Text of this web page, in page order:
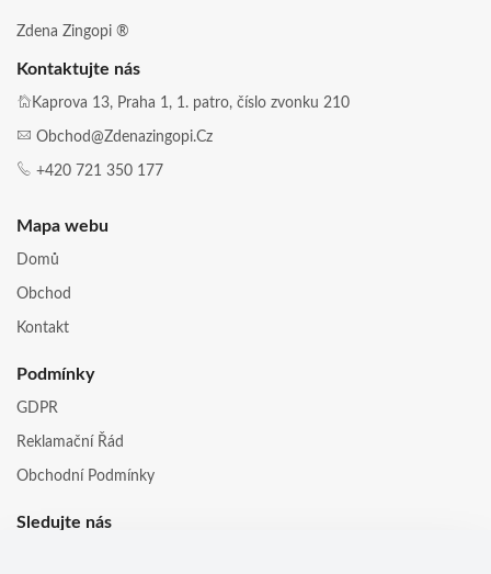
Zdena Zingopi ®
Kontaktujte nás
Kaprova 13, Praha 1, 1. patro, číslo zvonku 210
Obchod@zdenazingopi.cz
+420 721 350 177
Mapa webu
Domů
Obchod
Kontakt
Podmínky
GDPR
Reklamační Řád
Obchodní Podmínky
Sledujte nás